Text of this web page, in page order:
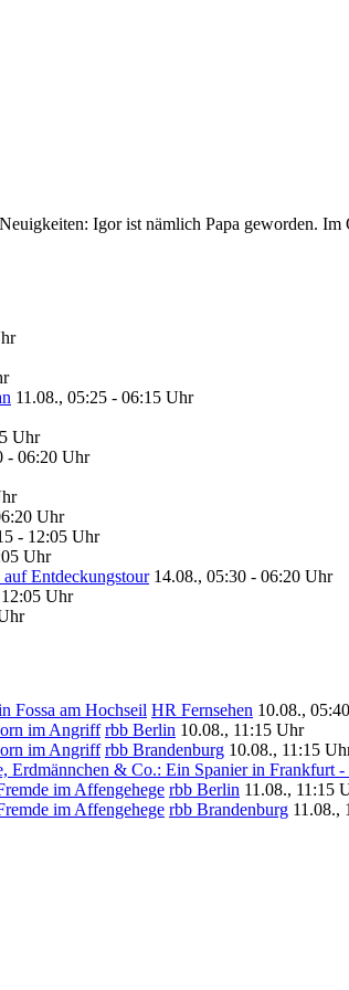
Igor ist nämlich Papa geworden.
11.08., 05:25 - 06:15 Uhr
Uhr
- 06:20 Uhr
Uhr
- 12:05 Uhr
Uhr
Entdeckungstour 14.08., 05:30 - 06:20 Uhr
Uhr
Fossa am Hochseil HR Fernsehen 10.08.,
im Angriff rbb Berlin 10.08., 11:15 Uhr
im Angriff rbb Brandenburg 10.08., 11:15
Erdmännchen & Co.: Ein Spanier in Frankfurt -
im Affengehege rbb Berlin 11.08., 11:15
im Affengehege rbb Brandenburg 11.08.,